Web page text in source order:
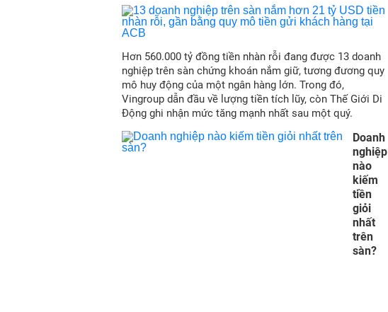
Hơn 560.000 tỷ đồng tiền nhàn rỗi đang được 13 doanh
nghiệp trên sàn chứng khoán nắm giữ, tương đương quy
mô huy động của một ngân hàng lớn. Trong đó,
Vingroup dẫn đầu về lượng tiền tích lũy, còn Thế Giới Di
Động ghi nhận mức tăng mạnh nhất sau một quý.
Doanh
nghiệp
nào
kiếm
tiền
giỏi
nhất
trên
sàn?